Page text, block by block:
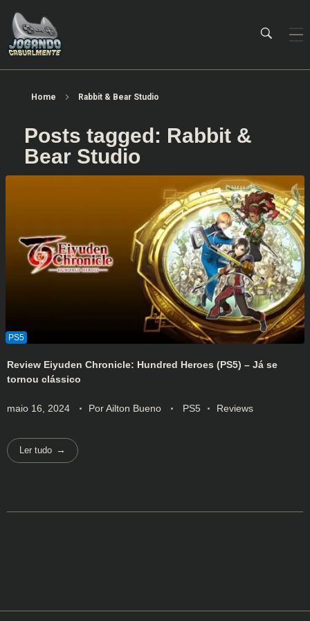
Home Rabbit & Bear Studio
Posts tagged: Rabbit &
Bear Studio
Review Eiyuden Chronicle: Hundred Heroes (PS5) – Já se
tornou clássico
maio 16, 2024 PorAilton Bueno PS5 Reviews
Ler tudo